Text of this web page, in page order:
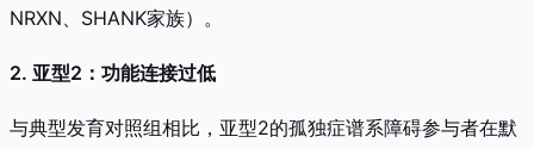
NRXN、SHANK家族）。
2. 亚型2：功能连接过低
与典型发育对照组相比，亚型2的孤独症谱系障碍参与者在默